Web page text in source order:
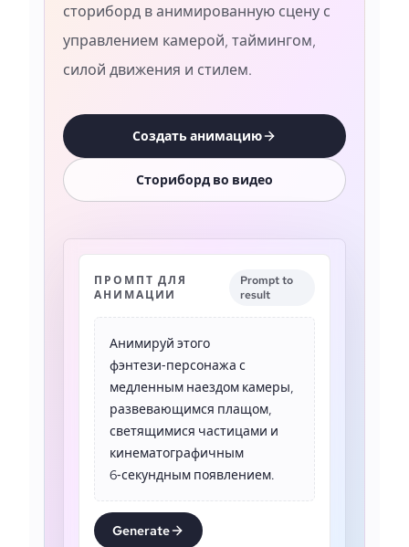
сториборд в анимированную сцену с
управлением камерой, таймингом,
силой движения и стилем.
Создать анимацию
Сториборд во видео
ПРОМПТ ДЛЯ
АНИМАЦИИ
Prompt to
result
Анимируй этого
фэнтези‑персонажа с
медленным наездом камеры,
развевающимся плащом,
светящимися частицами и
кинематографичным
6‑секундным появлением.
Generate